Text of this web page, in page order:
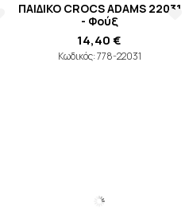
ΠΑΙΔΙΚΟ CROCS ADAMS 22031
- Φούξ
14,40 €
Κωδικός: 778-22031